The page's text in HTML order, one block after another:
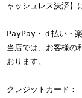
ャッシュレス決済】
PayPay・ｄ払い・
当店では、お客様の
おります。
クレジットカード